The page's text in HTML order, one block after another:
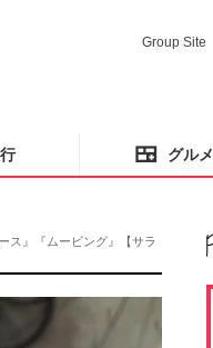
Group Site
🍱 グルメ
ス』『ムービング』【サラ